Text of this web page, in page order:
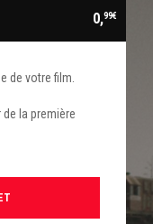
0,99€
de votre film.
la première